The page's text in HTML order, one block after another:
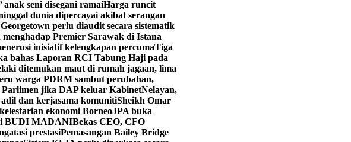
anak seni disegani ramaiHarga runcit
dunia dipercayai akibat serangan
perlu diaudit secara sistematik
menghadap Premier Sarawak di Istana
inisiatif kelengkapan percumaTiga
bahas Laporan RCI Tabung Haji pada
ditemukan maut di rumah jagaan, lima
warga PDRM sambut perubahan,
jika DAP keluar KabinetNelayan,
dan kerjasama komunitiSheikh Omar
ekonomi BorneoJPA buka
BUDI MADANIBekas CEO, CFO
prestasiPemasangan Bailey Bridge